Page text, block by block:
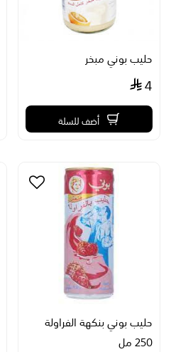
حليب بوني مبخر
4
أضف للسلة
حليب بوني بنكهة الفراولة
250 مل